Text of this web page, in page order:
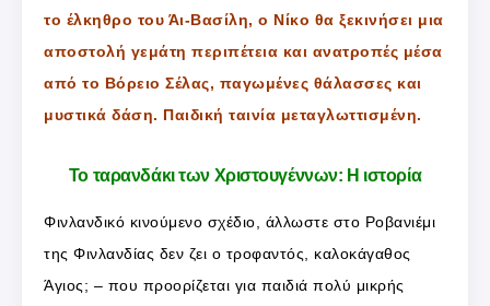
το έλκηθρο του Άι-Βασίλη, ο Νίκο θα ξεκινήσει μια
αποστολή γεμάτη περιπέτεια και ανατροπές μέσα
από το Βόρειο Σέλας, παγωμένες θάλασσες και
μυστικά δάση. Παιδική ταινία μεταγλωττισμένη.
Το ταρανδάκι των Χριστουγέννων: Η ιστορία
Φινλανδικό κινούμενο σχέδιο, άλλωστε στο Ροβανιέμι
της Φινλανδίας δεν ζει ο τροφαντός, καλοκάγαθος
Άγιος; – που προορίζεται για παιδιά πολύ μικρής